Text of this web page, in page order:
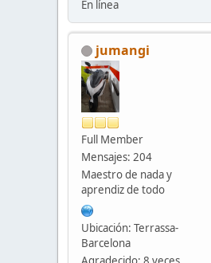
En línea
jumangi
Full Member
Mensajes: 204
Maestro de nada y
aprendiz de todo
Ubicación: Terrassa-
Barcelona